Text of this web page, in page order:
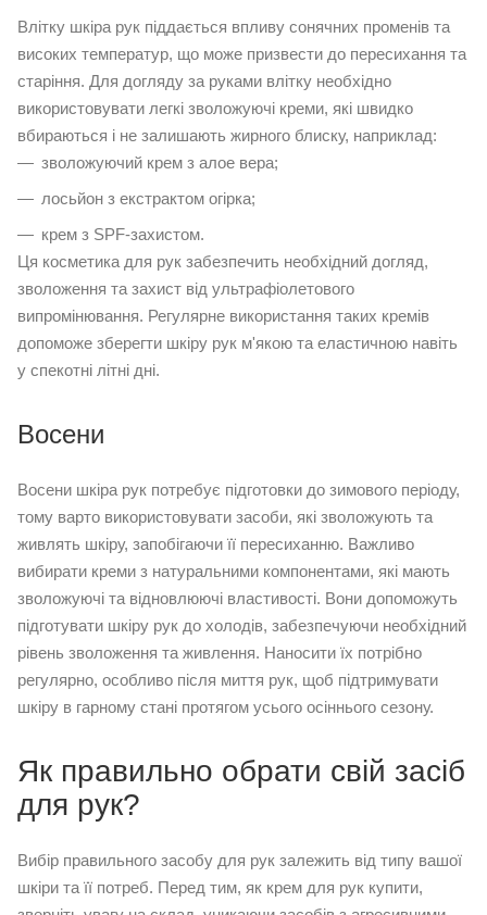
Влітку шкіра рук піддається впливу сонячних променів та
високих температур, що може призвести до пересихання та
старіння. Для догляду за руками влітку необхідно
використовувати легкі зволожуючі креми, які швидко
вбираються і не залишають жирного блиску, наприклад:
зволожуючий крем з алое вера;
лосьйон з екстрактом огірка;
крем з SPF-захистом.
Ця косметика для рук забезпечить необхідний догляд,
зволоження та захист від ультрафіолетового
випромінювання. Регулярне використання таких кремів
допоможе зберегти шкіру рук м'якою та еластичною навіть
у спекотні літні дні.
Восени
Восени шкіра рук потребує підготовки до зимового періоду,
тому варто використовувати засоби, які зволожують та
живлять шкіру, запобігаючи її пересиханню. Важливо
вибирати креми з натуральними компонентами, які мають
зволожуючі та відновлюючі властивості. Вони допоможуть
підготувати шкіру рук до холодів, забезпечуючи необхідний
рівень зволоження та живлення. Наносити їх потрібно
регулярно, особливо після миття рук, щоб підтримувати
шкіру в гарному стані протягом усього осіннього сезону.
Як правильно обрати свій засіб
для рук?
Вибір правильного засобу для рук залежить від типу вашої
шкіри та її потреб. Перед тим, як крем для рук купити,